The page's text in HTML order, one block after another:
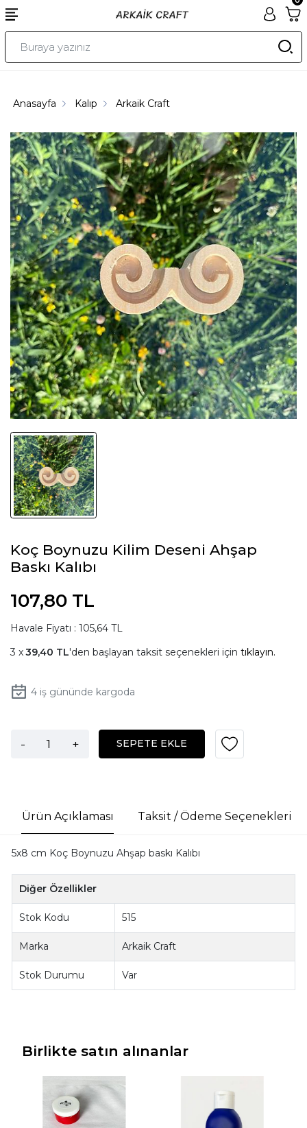
Anasayfa Kalıp Arkaik Craft
Koç Boynuzu Kilim Deseni Ahşap
Baskı Kalıbı
107,80 TL
Havale Fiyatı : 105,64 TL
39,40 TL'den başlayan taksit seçenekleri için tıklayın.
4iş gününde kargoda
- + SEPETE EKLE
Ürün Açıklaması Taksit / Ödeme Seçenekleri
5x8 cm Koç Boynuzu Ahşap baskı Kalıbı
Diğer Özellikler
Stok Kodu 515
Marka Arkaik Craft
Stok Durumu Var
Birlikte satın alınanlar